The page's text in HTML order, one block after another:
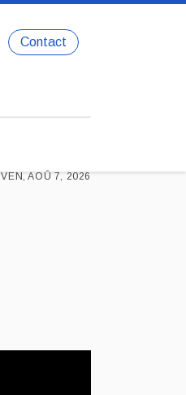
Contact
VEN, AOÛ 7, 2026